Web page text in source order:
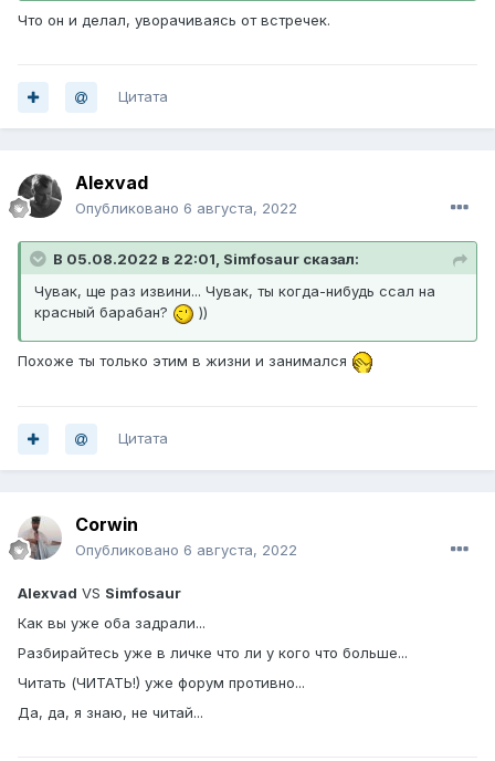
Что он и делал, уворачиваясь от встречек.
Цитата
Alexvad
Опубликовано 6 августа, 2022
В 05.08.2022 в 22:01, Simfosaur сказал:
Чувак, ще раз извини... Чувак, ты когда-нибудь ссал на
красный барабан?
))
Похоже ты только этим в жизни и занимался
Цитата
Corwin
Опубликовано 6 августа, 2022
Alexvad VS Simfosaur
Как вы уже оба задрали...
Разбирайтесь уже в личке что ли у кого что больше...
Читать (ЧИТАТЬ!) уже форум противно...
Да, да, я знаю, не читай...